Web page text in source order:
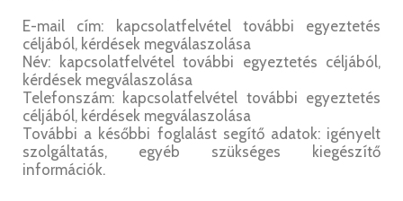
E-mail cím: kapcsolatfelvétel további egyeztetés
céljából, kérdések megválaszolása
Név: kapcsolatfelvétel további egyeztetés céljából,
kérdések megválaszolása
Telefonszám: kapcsolatfelvétel további egyeztetés
céljából, kérdések megválaszolása
További a későbbi foglalást segítő adatok: igényelt
szolgáltatás, egyéb szükséges kiegészítő
információk.